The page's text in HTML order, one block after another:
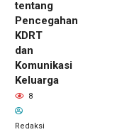
tentang
Pencegahan
KDRT
dan
Komunikasi
Keluarga
8
Redaksi